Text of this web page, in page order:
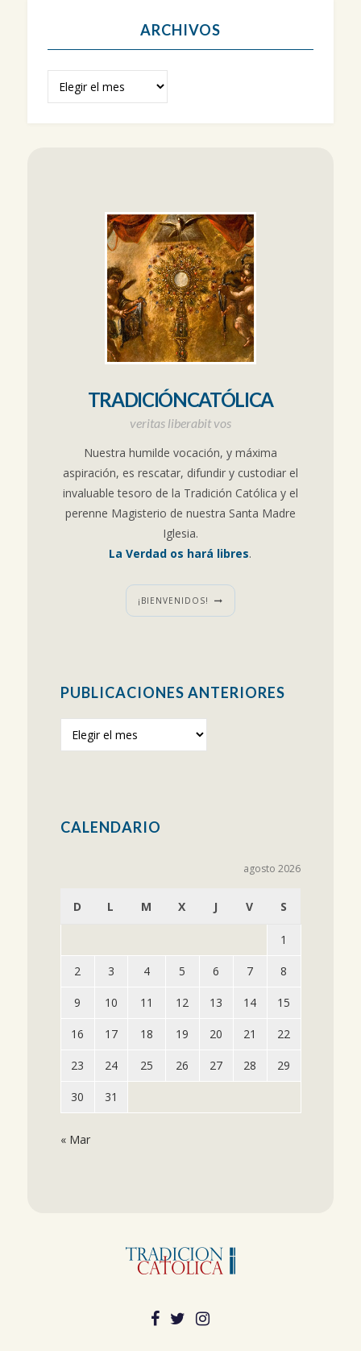
ARCHIVOS
TRADICIÓNCATÓLICA
veritas liberabit vos
Nuestra humilde vocación, y máxima
aspiración, es rescatar, difundir y custodiar el
invaluable tesoro de la Tradición Católica y el
perenne Magisterio de nuestra Santa Madre
Iglesia.
La Verdad os hará libres.
¡BIENVENIDOS!
PUBLICACIONES ANTERIORES
anteriores
CALENDARIO
agosto 2026
D L M X J V S
1
2 3 4 5 6 7 8
9 10 11 12 13 14 15
16 17 18 19 20 21 22
23 24 25 26 27 28 29
30 31
« Mar